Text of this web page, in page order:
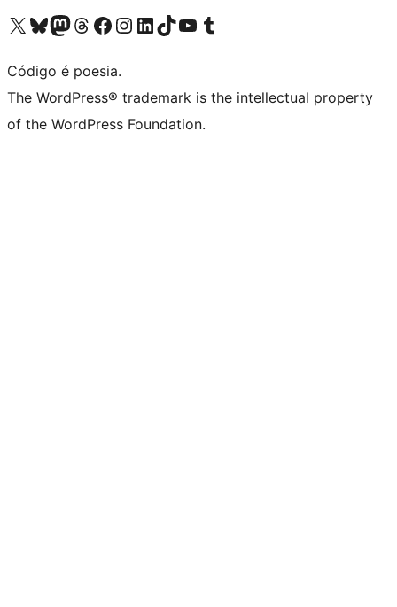
Visite a nossa conta X (antigo Twitter)
Visit our Bluesky account
Visit our Mastodon account
Visit our Threads account
Visite a nossa página do Facebook
Visite a nossa conta no Instagram
Visite a nossa conta no LinkedIn
Visit our TikTok account
Visit our YouTube channel
Visit our Tumblr account
Código é poesia.
The WordPress® trademark is the intellectual property
of the WordPress Foundation.